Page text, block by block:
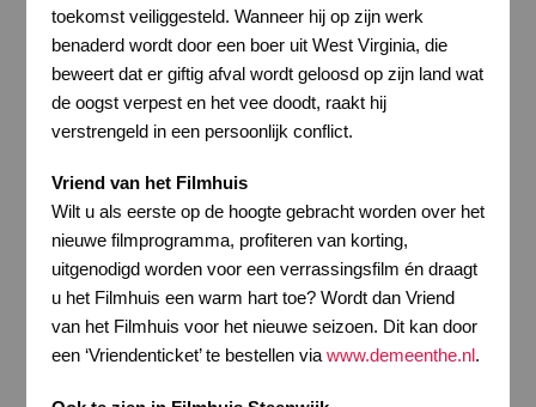
toekomst veiliggesteld. Wanneer hij op zijn werk
benaderd wordt door een boer uit West Virginia, die
beweert dat er giftig afval wordt geloosd op zijn land wat
de oogst verpest en het vee doodt, raakt hij
verstrengeld in een persoonlijk conflict.
Vriend van het Filmhuis
Wilt u als eerste op de hoogte gebracht worden over het
nieuwe filmprogramma, profiteren van korting,
uitgenodigd worden voor een verrassingsfilm én draagt
u het Filmhuis een warm hart toe? Wordt dan Vriend
van het Filmhuis voor het nieuwe seizoen. Dit kan door
een ‘Vriendenticket’ te bestellen via www.demeenthe.nl.